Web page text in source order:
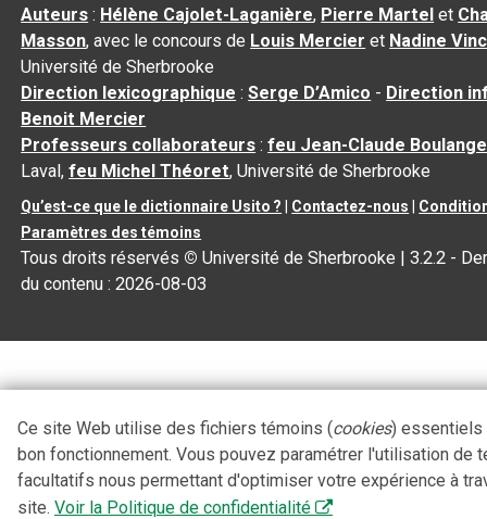
Auteurs : Hélène Cajolet-Laganière, Pierre Martel et
Masson, avec le concours de Louis Mercier et Nadine
Université de Sherbrooke
Direction lexicographique :Serge D’Amico - Direction
Benoit Mercier
Professeurs collaborateurs :feu Jean-Claude
Laval,feu Michel Théoret, Université de Sherbrooke
Qu’est-ce que le dictionnaire Usito ? Contactez-nous
Paramètres des témoins
Tous droits réservés © Université de Sherbrooke |3.2.2 -
du contenu :2026-08-03
Ce site Web utilise des fichiers témoins (cookies) essentiels
bon fonctionnement. Vous pouvez paramétrer l'utilisation de
facultatifs nous permettant d'optimiser votre expérience à
site. Voir la Politique de confidentialité